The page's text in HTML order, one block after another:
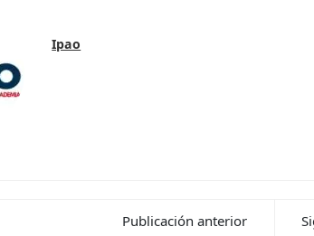
Ipao
Publicación anterior